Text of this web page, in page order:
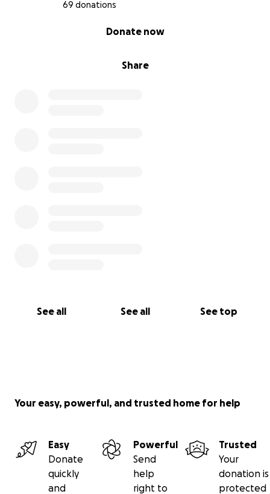
69 donations
Share
Donate now
See all See all See top
Your easy, powerful, and trusted home for help
Easy
Donate
quickly
and
Powerful
Send
help
right to
Trusted
Your
donation is
protected